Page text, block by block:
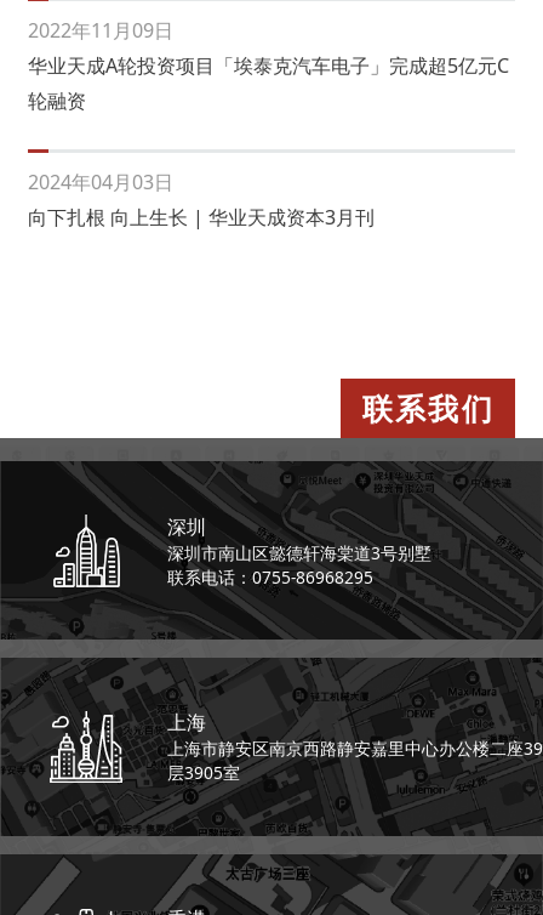
2022年11月09日
华业天成A轮投资项目「埃泰克汽车电子」完成超5亿元C
轮融资
2024年04月03日
向下扎根 向上生长 | 华业天成资本3月刊
联系我们
深圳
深圳市南山区懿德轩海棠道3号别墅
联系电话：0755-86968295
上海
上海市静安区南京西路静安嘉里中心办公楼二座39
层3905室